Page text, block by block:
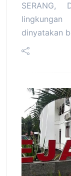
dinyatakan